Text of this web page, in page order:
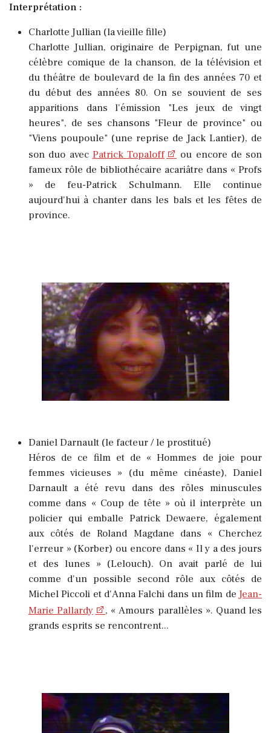
Interprétation :
Charlotte Jullian (la vieille fille)
Charlotte Jullian, originaire de Perpignan, fut une
célèbre comique de la chanson, de la télévision et
du théâtre de boulevard de la fin des années 70 et
du début des années 80. On se souvient de ses
apparitions dans l'émission "Les jeux de vingt
heures", de ses chansons "Fleur de province" ou
"Viens poupoule" (une reprise de Jack Lantier), de
son duo avec Patrick Topaloff
ou encore de son
fameux rôle de bibliothécaire acariâtre dans « Profs
» de feu-Patrick Schulmann. Elle continue
aujourd'hui à chanter dans les bals et les fêtes de
province.
Daniel Darnault (le facteur / le prostitué)
Héros de ce film et de « Hommes de joie pour
femmes vicieuses » (du même cinéaste), Daniel
Darnault a été revu dans des rôles minuscules
comme dans « Coup de tête » où il interprète un
policier qui emballe Patrick Dewaere, également
aux côtés de Roland Magdane dans « Cherchez
l'erreur » (Korber) ou encore dans « Il y a des jours
et des lunes » (Lelouch). On avait parlé de lui
comme d'un possible second rôle aux côtés de
Michel Piccoli et d'Anna Falchi dans un film deJean-
Marie Pallardy
, « Amours parallèles ». Quand les
grands esprits se rencontrent...